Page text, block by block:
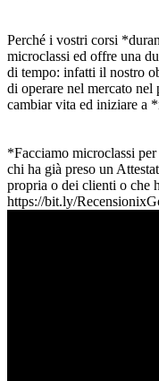
Perché i vostri corsi
microclassi ed offre una
di tempo: infatti il nostro
di operare nel mercato
cambiar vita ed iniziare a
*Facciamo microclassi
chi ha già preso un
propria o dei clienti o che
https://bit.ly/